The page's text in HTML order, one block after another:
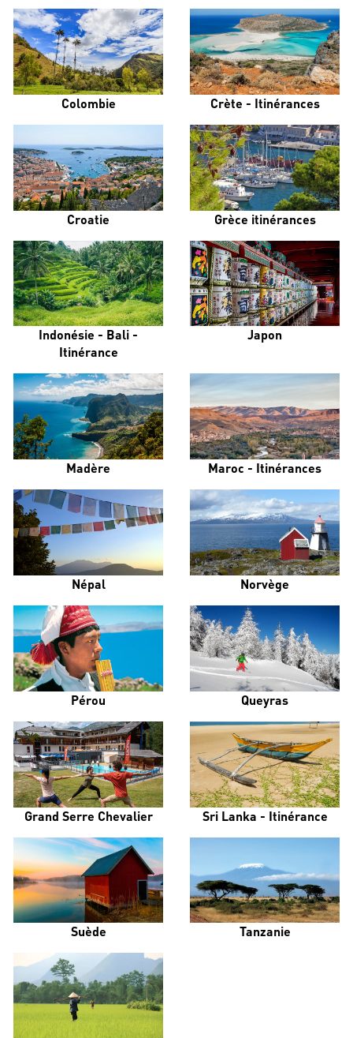
Colombie Crète - Itinérances
Croatie Grèce itinérances
Indonésie - Bali -
Itinérance
Japon
Madère Maroc - Itinérances
Népal Norvège
Pérou Queyras
Grand Serre Chevalier Sri Lanka - Itinérance
Suède Tanzanie